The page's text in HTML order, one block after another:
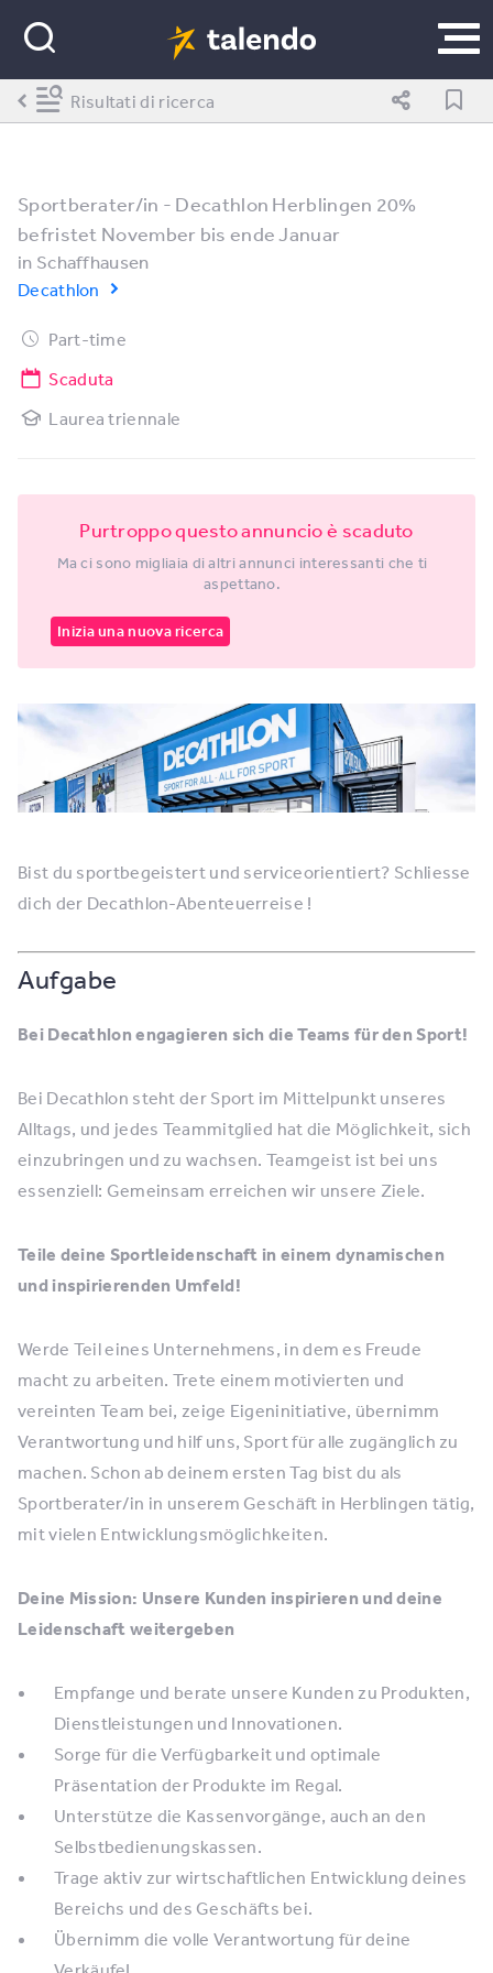
Sportberater/in - Decathlon Herblingen 20%
befristet November bis ende Januar
in Schaffhausen
Decathlon
Part-time
Scaduta
Laurea triennale
Purtroppo questo annuncio è scaduto
Ma ci sono migliaia di altri annunci interessanti che ti
aspettano.
Inizia una nuova ricerca
Bist du sportbegeistert und serviceorientiert? Schliesse
dich der Decathlon-Abenteuerreise !
Aufgabe
Bei Decathlon engagieren sich die Teams für den Sport!
Bei Decathlon steht der Sport im Mittelpunkt unseres
Alltags, und jedes Teammitglied hat die Möglichkeit, sich
einzubringen und zu wachsen. Teamgeist ist bei uns
essenziell: Gemeinsam erreichen wir unsere Ziele.
Teile deine Sportleidenschaft in einem dynamischen
und inspirierenden Umfeld!
Werde Teil eines Unternehmens, in dem es Freude
macht zu arbeiten. Trete einem motivierten und
vereinten Team bei, zeige Eigeninitiative, übernimm
Verantwortung und hilf uns, Sport für alle zugänglich zu
machen. Schon ab deinem ersten Tag bist du als
Sportberater/in in unserem Geschäft in Herblingen tätig,
mit vielen Entwicklungsmöglichkeiten.
Deine Mission: Unsere Kunden inspirieren und deine
Leidenschaft weitergeben
Empfange und berate unsere Kunden zu Produkten,
Dienstleistungen und Innovationen.
Sorge für die Verfügbarkeit und optimale
Präsentation der Produkte im Regal.
Unterstütze die Kassenvorgänge, auch an den
Selbstbedienungskassen.
Trage aktiv zur wirtschaftlichen Entwicklung deines
Bereichs und des Geschäfts bei.
Übernimm die volle Verantwortung für deine
Risultati di ricerca